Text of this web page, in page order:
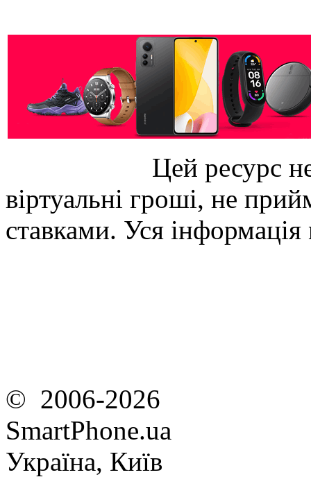
Цей ресурс
віртуальні гроші, не
ставками. Уся
© 2006-2026
SmartPhone.ua
Україна, Київ